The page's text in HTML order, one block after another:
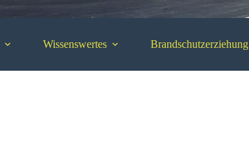
Wissenswertes Brandschutzerziehung